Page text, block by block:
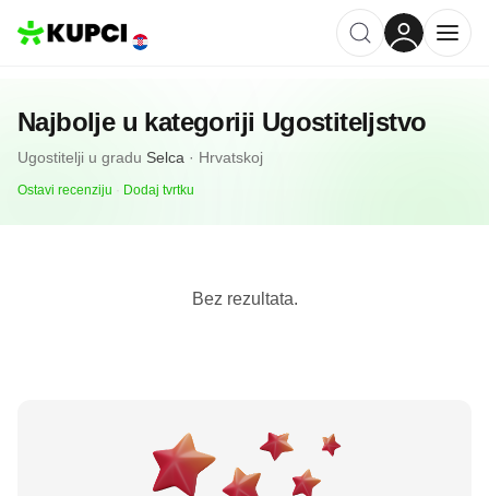
Najbolje u kategoriji Ugostiteljstvo
Ugostitelji u gradu Selca · Hrvatskoj
Ostavi recenziju Dodaj tvrtku
Bez rezultata.